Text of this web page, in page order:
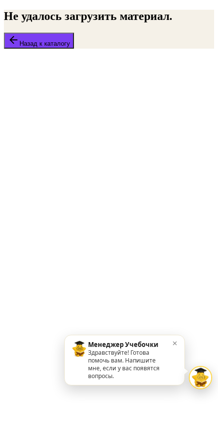
Не удалось загрузить материал.
Назад к каталогу
Менеджер Учебочки
Здравствуйте! Готова
помочь вам. Напишите
мне, если у вас появятся
вопросы.
×